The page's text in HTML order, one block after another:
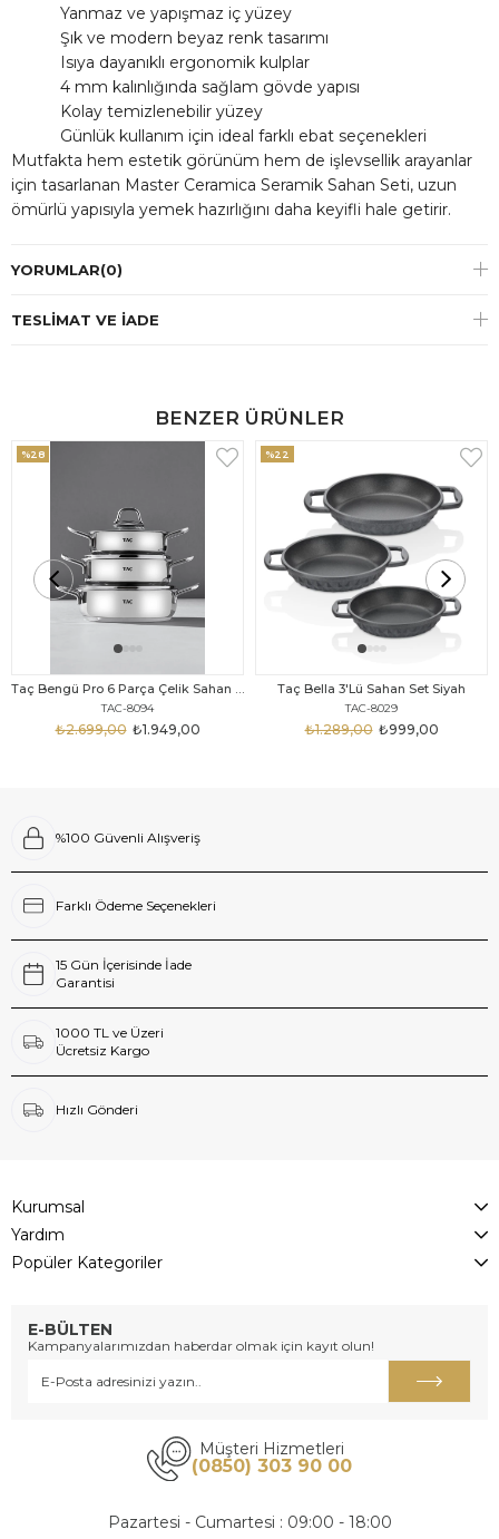
Yanmaz ve yapışmaz iç yüzey
Şık ve modern beyaz renk tasarımı
Isıya dayanıklı ergonomik kulplar
4 mm kalınlığında sağlam gövde yapısı
Kolay temizlenebilir yüzey
Günlük kullanım için ideal farklı ebat seçenekleri
Mutfakta hem estetik görünüm hem de işlevsellik arayanlar
için tasarlanan Master Ceramica Seramik Sahan Seti, uzun
ömürlü yapısıyla yemek hazırlığını daha keyifli hale getirir.
YORUMLAR(0)
TESLIMAT VE İADE
BENZER ÜRÜNLER
Taç Bengü Pro 6 Parça Çelik Sahan Seti
TAC-8094
₺1.949,00
₺2.699,00
%28
Taç Bella 3'Lü Sahan Set Siyah
TAC-8029
₺999,00
₺1.289,00
%22
%100 Güvenli Alışveriş
Farklı Ödeme Seçenekleri
15 Gün İçerisinde İade
Garantisi
1000 TL ve Üzeri
Ücretsiz Kargo
Hızlı Gönderi
Kurumsal
Yardım
Popüler Kategoriler
E-BÜLTEN
Kampanyalarımızdan haberdar olmak için kayıt olun!
Müşteri Hizmetleri
(0850) 303 90 00
Pazartesi - Cumartesi : 09:00 - 18:00